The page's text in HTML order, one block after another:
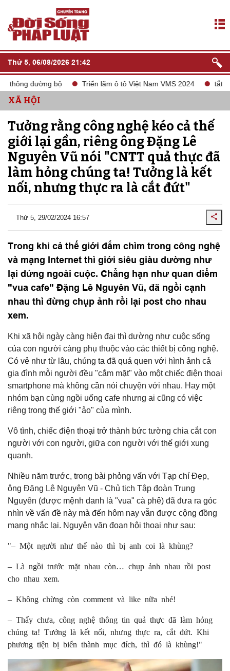
Thứ 5, 06/08/2026 21:42
bộ Triển lãm ô tô Việt Nam VMS 2024 tắt sóng 2G
XÃ HỘI
Tưởng rằng công nghệ kéo cả thế
giới lại gần, riêng ông Đặng Lê
Nguyên Vũ nói "CNTT quả thực đã
làm hỏng chúng ta! Tưởng là kết
nối, nhưng thực ra là cắt đứt"
Thứ 5, 29/02/2024 16:57
Trong khi cả thế giới đắm chìm trong công nghệ
và mạng Internet thì giới siêu giàu dường như
lại đứng ngoài cuộc. Chẳng hạn như quan điểm
"vua cafe" Đặng Lê Nguyên Vũ, đã ngồi cạnh
nhau thì đừng chụp ảnh rồi lại post cho nhau
xem.
Khi xã hội ngày càng hiện đại thì dường như cuộc sống
của con người càng phụ thuộc vào các thiết bị công nghệ.
Có vẻ như từ lâu, chúng ta đã quá quen với hình ảnh cả
gia đình mỗi người đều "cắm mặt" vào một chiếc điện thoại
smartphone mà không cần nói chuyện với nhau. Hay một
nhóm bạn cùng ngồi uống cafe nhưng ai cũng có việc
riêng trong thế giới "ảo" của mình.
Vô tình, chiếc điện thoại trở thành bức tường chia cắt con
người với con người, giữa con người với thế giới xung
quanh.
Nhiều năm trước, trong bài phỏng vấn với Tạp chí Đẹp,
ông Đặng Lê Nguyên Vũ - Chủ tịch Tập đoàn Trung
Nguyên (được mệnh danh là "vua" cà phê) đã đưa ra góc
nhìn về vấn đề này mà đến hôm nay vẫn được cộng đồng
mạng nhắc lại. Nguyên văn đoạn hội thoại như sau:
"– Một người như thế nào thì bị anh coi là khùng?
– Là ngồi trước mặt nhau còn… chụp ảnh nhau rồi post
cho nhau xem.
– Không chừng còn comment và like nữa nhé!
– Thấy chưa, công nghệ thông tin quả thực đã làm hỏng
chúng ta! Tưởng là kết nối, nhưng thực ra, cắt đứt. Khi
phương tiện bị biến thành mục đích, thì đó là khùng!"